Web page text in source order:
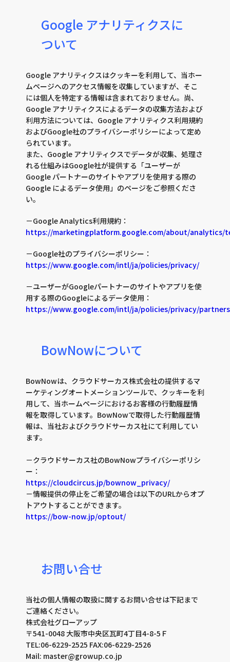
Google アナリティクスに
ついて
Google アナリティクスはクッキーを利用して、当ホー
ムページへのアクセス情報を収集していますが、そこ
には個人を特定する情報は含まれておりません。尚、
Google アナリティクスによるデータの収集方法および
利用方法については、Google アナリティクス利用規約
およびGoogle社のプライバシーポリシーによって定め
られています。
また、Google アナリティクスでデータが収集、処理さ
れる仕組みはGoogle社が提供する「ユーザーが
Google パートナーのサイトやアプリを使用する際の
Google によるデータ使用」のページをご参照くださ
い。
－Google Analytics利用規約：
https://marketingplatform.google.com/about/analytics/
－Google社のプライバシーポリシー：
https://www.google.com/intl/ja/policies/privacy/
－ユーザーがGoogleパートナーのサイトやアプリを使
用する際のGoogleによるデータ使用：
https://www.google.com/intl/ja/policies/privacy/
BowNowについて
BowNowは、クラウドサーカス株式会社の提供するマ
ーケティングオートメーションツールで、クッキーを利
用して、当ホームページにおけるお客様の行動履歴情
報を取得しています。BowNowで取得した行動履歴情
報は、当社およびクラウドサーカス社にて利用してい
ます。
－クラウドサーカス社のBowNowプライバシーポリシ
ー：
https://cloudcircus.jp/bownow_privacy/
－情報提供の停止をご希望の場合は以下のURLからオプ
トアウトすることができます。
https://bow-now.jp/optout/
お問い合せ
当社の個人情報の取扱に関するお問い合せは下記まで
ご連絡ください。
株式会社グローアップ
〒541-0048 大阪市中央区瓦町4丁目4-8-5Ｆ
TEL:06-6229-2525 FAX:06-6229-2526
Mail: master@growup.co.jp